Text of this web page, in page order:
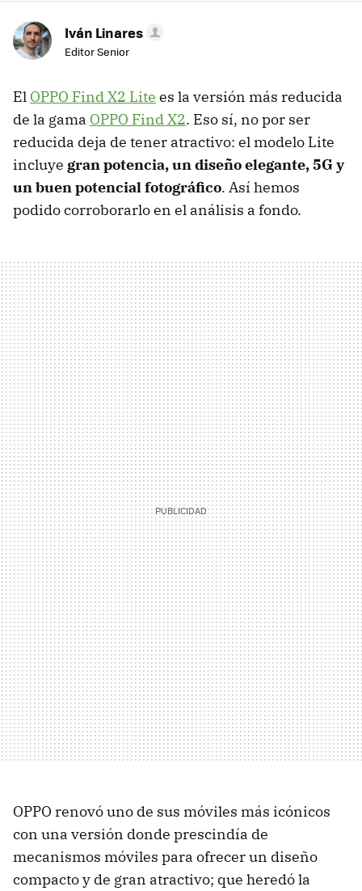
Iván Linares
Editor Senior
El OPPO Find X2 Lite es la versión más reducida
de la gama OPPO Find X2. Eso sí, no por ser
reducida deja de tener atractivo: el modelo Lite
incluye gran potencia, un diseño elegante, 5G y
un buen potencial fotográfico. Así hemos
podido corroborarlo en el análisis a fondo.
OPPO renovó uno de sus móviles más icónicos
con una versión donde prescindía de
mecanismos móviles para ofrecer un diseño
compacto y de gran atractivo; que heredó la